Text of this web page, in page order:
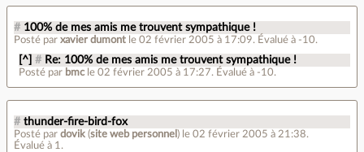
# 100% de mes amis me trouvent sympathique !
Posté par xavier dumont le 02 février 2005 à 17:09. Évalué à -10.
[^] # Re: 100% de mes amis me trouvent sympathique !
Posté par bmc le 02 février 2005 à 17:27. Évalué à -10.
# thunder-fire-bird-fox
Posté par dovik (site web personnel ) le 02 février 2005 à 21:38.
Évalué à 1.